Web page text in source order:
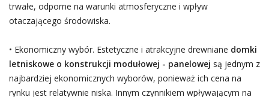
trwałe, odporne na warunki atmosferyczne i wpływ
otaczającego środowiska.
• Ekonomiczny wybór. Estetyczne i atrakcyjne drewniane domki
letniskowe o konstrukcji modułowej - panelowej są jednym z
najbardziej ekonomicznych wyborów, ponieważ ich cena na
rynku jest relatywnie niska. Innym czynnikiem wpływającym na